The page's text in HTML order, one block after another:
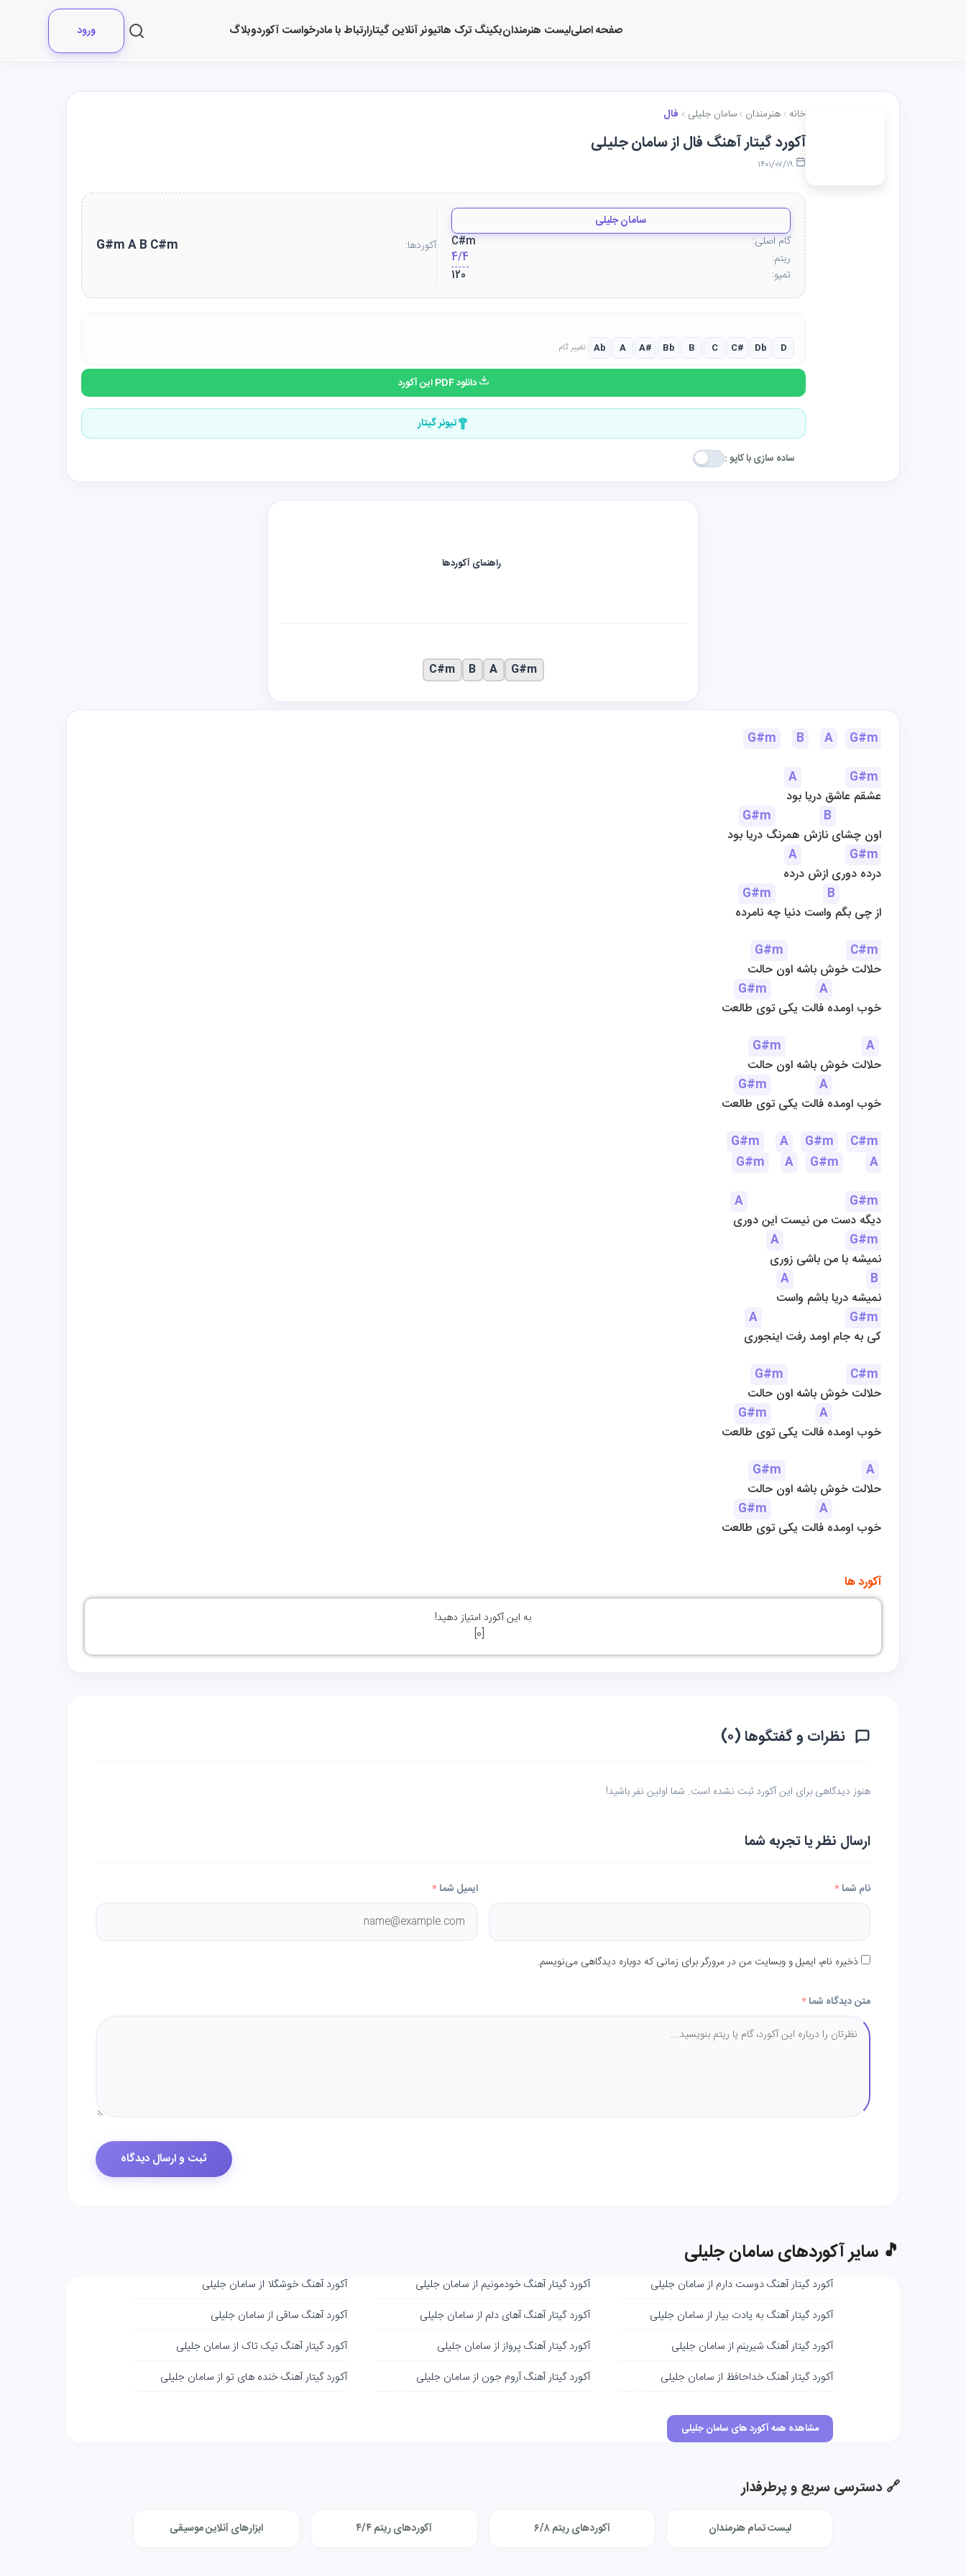
صفحه اصلیلیست هنرمندانبکینگ ترک هاتیونر آنلاین گیتارارتباط با مادرخواست آکوردوبلاگ ورود
خانه هنرمندان سامان جلیلی فال
آکورد گیتار آهنگ فال از سامان جلیلی
سامان جلیلی
گام اصلی:
C#m
ریتم:
4/4
تمپو:
120
آکوردها: G#m A B C#m
تغییر گام: Ab A A# Bb B C C# Db D
دانلود PDF این آکورد
تیونر گیتار
ساده سازی با کاپو :
G#m B A
G#m
A
G#m
عشقم عاشق دریا بود
G#m
B
اون چشای نازش همرنگ دریا بود
A
G#m
درده دوری ازش درده
G#m
B
از چی بگم واست دنیا چه نامرده
G#m
C#m
حلالت خوش باشه اون حالت
G#m
A
خوب اومده فالت یکی توی طالعت
G#m
A
حلالت خوش باشه اون حالت
G#m
A
خوب اومده فالت یکی توی طالعت
G#m
A G#m
C#m
G#m
A G#m
A
A
G#m
دیگه دست من نیست این دوری
A
G#m
نمیشه با من باشی زوری
A
B
نمیشه دریا باشم واست
A
G#m
کی به جام اومد رفت اینجوری
G#m
C#m
حلالت خوش باشه اون حالت
G#m
A
خوب اومده فالت یکی توی طالعت
G#m
A
حلالت خوش باشه اون حالت
G#m
A
خوب اومده فالت یکی توی طالعت
آکورد ها
به این آکورد امتیاز دهید!
[
0
]
راهنمای آکوردها
G#m
A
B
C#m
نظرات و گفتگوها (۰)
هنوز دیدگاهی برای این آکورد ثبت نشده است. شما اولین نفر باشید!
ارسال نظر یا تجربه شما
نام شما* ایمیل شما*
ذخیره نام، ایمیل و وبسایت من در مرورگر برای زمانی که دوباره دیدگاهی می‌نویسم.
متن دیدگاه شما*
🎵 سایر آکوردهای سامان جلیلی
آکورد گیتار آهنگ دوست دارم از سامان جلیلی
آکورد گیتار آهنگ به یادت بیار از سامان جلیلی
آکورد گیتار آهنگ شیرینم از سامان جلیلی
آکورد گیتار آهنگ خداحافظ از سامان جلیلی
آکورد گیتار آهنگ خودمونیم از سامان جلیلی
آکورد گیتار آهنگ آهای دلم از سامان جلیلی
آکورد گیتار آهنگ پرواز از سامان جلیلی
آکورد گیتار آهنگ آروم جون از سامان جلیلی
آکورد آهنگ خوشگلا از سامان جلیلی
آکورد آهنگ ساقی از سامان جلیلی
آکورد گیتار آهنگ تیک تاک از سامان جلیلی
آکورد گیتار آهنگ خنده های تو از سامان جلیلی
مشاهده همه آکورد های سامان جلیلی
🔗 دسترسی سریع و پرطرفدار
لیست تمام هنرمندان آکوردهای ریتم ۶/۸ آکوردهای ریتم ۴/۴ ابزارهای آنلاین موسیقی